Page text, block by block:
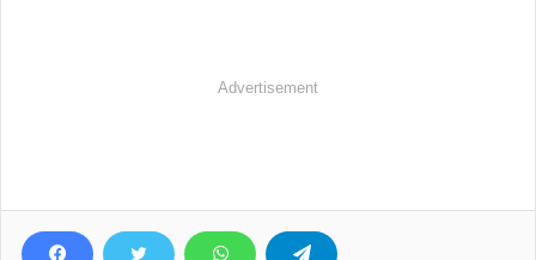
Advertisement